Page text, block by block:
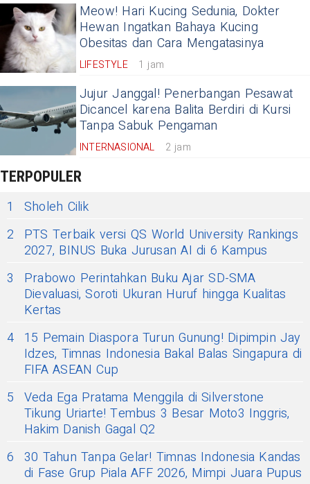
Meow! Hari Kucing Sedunia, Dokter
Hewan Ingatkan Bahaya Kucing
Obesitas dan Cara Mengatasinya
LIFESTYLE 1 jam
Jujur Janggal! Penerbangan Pesawat
Dicancel karena Balita Berdiri di Kursi
Tanpa Sabuk Pengaman
INTERNASIONAL 2 jam
TERPOPULER
1
Sholeh Cilik
2
PTS Terbaik versi QS World University Rankings
2027, BINUS Buka Jurusan AI di 6 Kampus
3
Prabowo Perintahkan Buku Ajar SD-SMA
Dievaluasi, Soroti Ukuran Huruf hingga Kualitas
Kertas
4 15 Pemain Diaspora Turun Gunung! Dipimpin Jay
Idzes, Timnas Indonesia Bakal Balas Singapura di
FIFA ASEAN Cup
5 Veda Ega Pratama Menggila di Silverstone
Tikung Uriarte! Tembus 3 Besar Moto3 Inggris,
Hakim Danish Gagal Q2
6
30 Tahun Tanpa Gelar! Timnas Indonesia Kandas
di Fase Grup Piala AFF 2026, Mimpi Juara Pupus